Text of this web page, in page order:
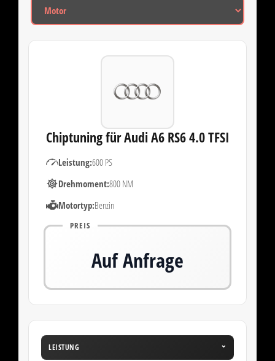
Chiptuning für Audi A6 RS6 4.0 TFSI
Leistung:600 PS
Drehmoment:800 NM
Motortyp:Benzin
PREIS
Auf Anfrage
LEISTUNG ⌄